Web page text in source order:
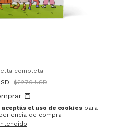
aceptás el uso de cookies para
de compra.
completa
$22.70 USD